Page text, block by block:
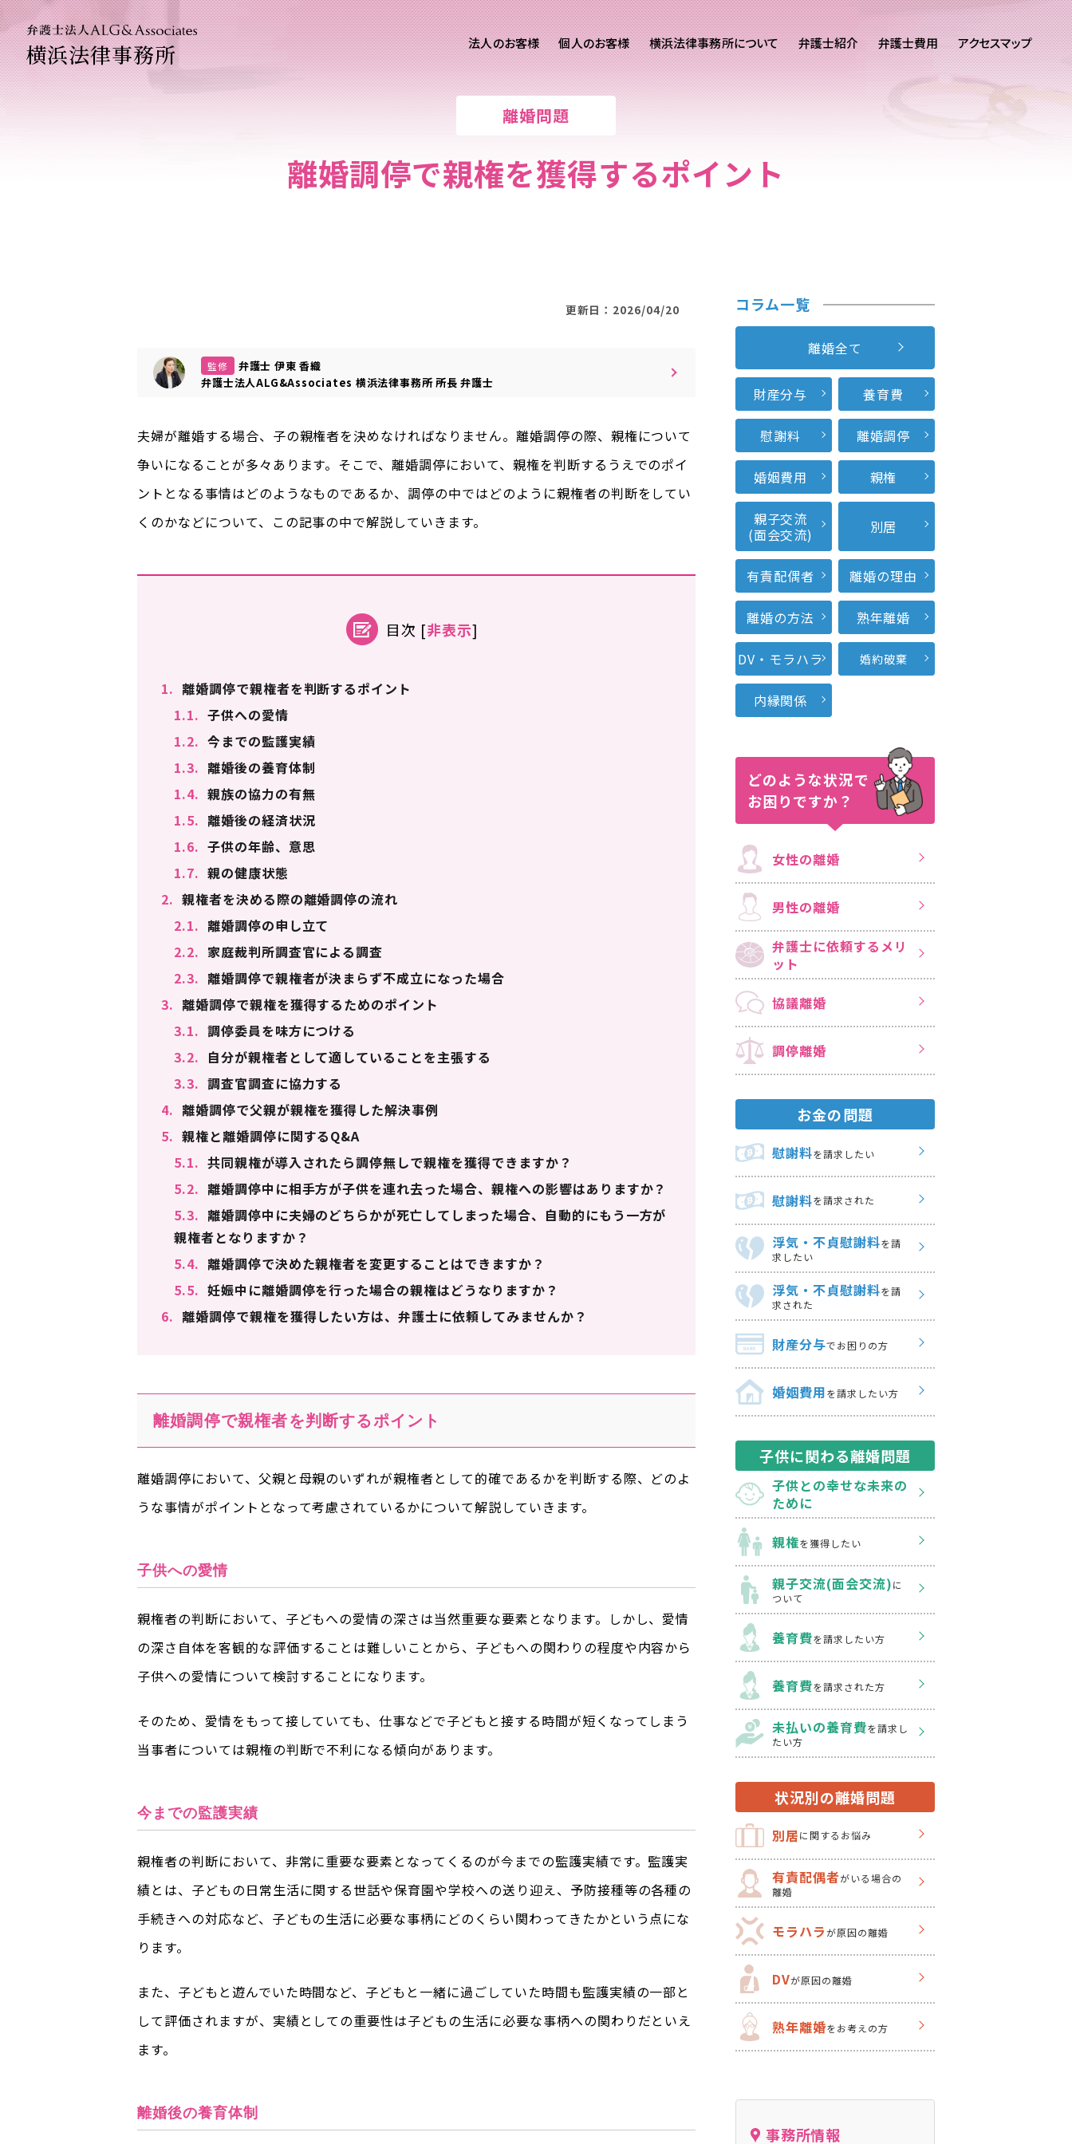
横浜法律事務所 法人のお客様 個人のお客様
個人のお客様ご相談
離婚問題 刑事事件
横浜法律事務所について 弁護士紹介 弁護士費用 アクセスマップ
離婚問題
離婚調停で親権を獲得するポイント
更新日：2026/04/20
監修
弁護士 伊東 香織
弁護士法人ALG&Associates 横浜法律事務所所長 弁護士
夫婦が離婚する場合、子の親権者を決めなければなりません。離婚調停の際、親権について
争いになることが多々あります。そこで、離婚調停において、親権を判断するうえでのポイ
ントとなる事情はどのようなものであるか、調停の中ではどのように親権者の判断をしてい
くのかなどについて、この記事の中で解説していきます。
目次 [非表示]
1. 離婚調停で親権者を判断するポイント
1.1. 子供への愛情
1.2. 今までの監護実績
1.3. 離婚後の養育体制
1.4. 親族の協力の有無
1.5. 離婚後の経済状況
1.6. 子供の年齢、意思
1.7. 親の健康状態
2. 親権者を決める際の離婚調停の流れ
2.1. 離婚調停の申し立て
2.2. 家庭裁判所調査官による調査
2.3. 離婚調停で親権者が決まらず不成立になった場合
3. 離婚調停で親権を獲得するためのポイント
3.1. 調停委員を味方につける
3.2. 自分が親権者として適していることを主張する
3.3. 調査官調査に協力する
4. 離婚調停で父親が親権を獲得した解決事例
5. 親権と離婚調停に関するQ&A
5.1. 共同親権が導入されたら調停無しで親権を獲得できますか？
5.2. 離婚調停中に相手方が子供を連れ去った場合、親権への影響はありますか？
5.3. 離婚調停中に夫婦のどちらかが死亡してしまった場合、自動的にもう一方が
親権者となりますか？
5.4. 離婚調停で決めた親権者を変更することはできますか？
5.5. 妊娠中に離婚調停を行った場合の親権はどうなりますか？
6. 離婚調停で親権を獲得したい方は、弁護士に依頼してみませんか？
離婚調停で親権者を判断するポイント
離婚調停において、父親と母親のいずれが親権者として的確であるかを判断する際、どのよ
うな事情がポイントとなって考慮されているかについて解説していきます。
子供への愛情
親権者の判断において、子どもへの愛情の深さは当然重要な要素となります。しかし、愛情
の深さ自体を客観的な評価することは難しいことから、子どもへの関わりの程度や内容から
子供への愛情について検討することになります。
そのため、愛情をもって接していても、仕事などで子どもと接する時間が短くなってしまう
当事者については親権の判断で不利になる傾向があります。
今までの監護実績
親権者の判断において、非常に重要な要素となってくるのが今までの監護実績です。監護実
績とは、子どもの日常生活に関する世話や保育園や学校への送り迎え、予防接種等の各種の
手続きへの対応など、子どもの生活に必要な事柄にどのくらい関わってきたかという点にな
ります。
また、子どもと遊んでいた時間など、子どもと一緒に過ごしていた時間も監護実績の一部と
して評価されますが、実績としての重要性は子どもの生活に必要な事柄への関わりだといえ
ます。
離婚後の養育体制
コラム一覧
離婚全て
財産分与 養育費
慰謝料 離婚調停
婚姻費用 親権
親子交流
(面会交流)
別居
有責配偶者 離婚の理由
離婚の方法 熟年離婚
DV・モラハラ 婚約破棄
内縁関係
どのような状況で
お困りですか？
女性の離婚
男性の離婚
弁護士に依頼するメリ
ット
協議離婚
調停離婚
お金の問題
慰謝料を請求したい
慰謝料を請求された
浮気・不貞慰謝料を請
求したい
浮気・不貞慰謝料を請
求された
財産分与でお困りの方
婚姻費用を請求したい方
子供に関わる離婚問題
子供との幸せな未来の
ために
親権を獲得したい
親子交流(面会交流)に
ついて
養育費を請求したい方
養育費を請求された方
未払いの養育費を請求し
たい方
状況別の離婚問題
別居に関するお悩み
有責配偶者がいる場合の
離婚
モラハラが原因の離婚
DVが原因の離婚
熟年離婚をお考えの方
事務所情報